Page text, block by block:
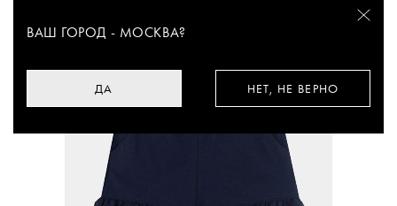
ВАШ ГОРОД - МОСКВА?
ДА НЕТ, НЕ ВЕРНО